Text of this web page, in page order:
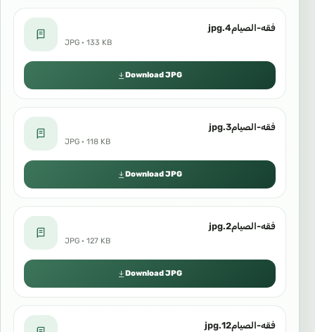
فقه-الصيام4.jpg
JPG · 133 KB
Download JPG
فقه-الصيام3.jpg
JPG · 118 KB
Download JPG
فقه-الصيام2.jpg
JPG · 127 KB
Download JPG
فقه-الصيام12.jpg